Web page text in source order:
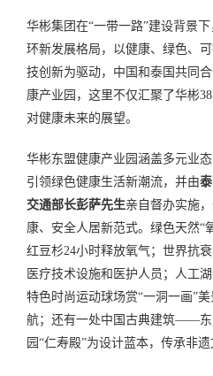
华彬集团在“一带一路”建设背景
环新发展格局，以健康、绿色、
技创新为驱动，中国和泰国共同
康产业园，这里不仅汇聚了华彬
对健康未来的展望。
华彬东盟健康产业园涵盖多元业
引领绿色健康生活新潮流，并由
交通部长彭萨先生亲自督办实施
康、安全人居新范式。绿色天然“
红豆杉24小时释放氧气；世界抗
医疗技术设施和医护人员；人工
特色时尚运动球场赏“一洞一画”
航；还有一处中国古典建筑——东
园“仁寿殿”为设计蓝本，传承非